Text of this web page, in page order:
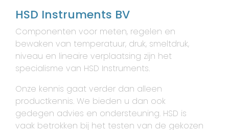
HSD Instruments BV
Componenten voor meten, regelen en
bewaken van temperatuur, druk, smeltdruk,
niveau en lineaire verplaatsing zijn het
specialisme van HSD Instruments.
Onze kennis gaat verder dan alleen
productkennis. We bieden u dan ook
gedegen advies en ondersteuning. HSD is
vaak betrokken bij het testen van de gekozen